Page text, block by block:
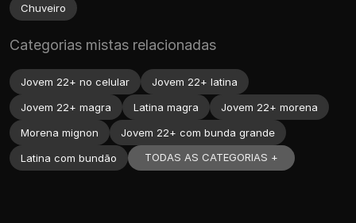
Chuveiro
Categorias mistas relacionadas
Jovem 22+ no celular
Jovem 22+ latina
Jovem 22+ magra
Latina magra
Jovem 22+ morena
Morena mignon
Jovem 22+ com bunda grande
Latina com bundão
TODAS AS CATEGORIAS +